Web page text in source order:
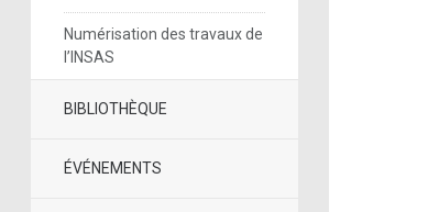
Numérisation des travaux de
l’INSAS
BIBLIOTHÈQUE
ÉVÉNEMENTS